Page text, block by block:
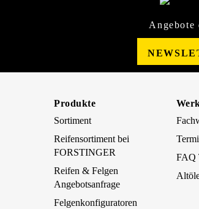
Angebote
Produkte
Sortiment
Reifensortiment bei
FORSTINGER
Reifen & Felgen
Angebotsanfrage
Felgenkonfiguratoren
FAQ